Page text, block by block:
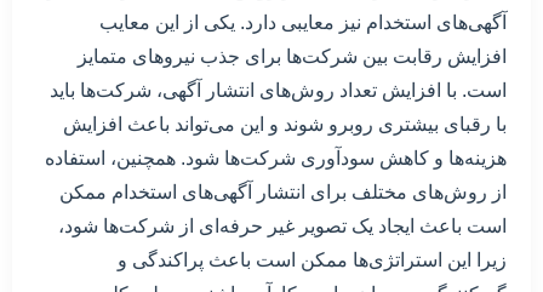
آگهی‌های استخدام نیز معایبی دارد. یکی از این معایب
افزایش رقابت بین شرکت‌ها برای جذب نیروهای متمایز
است. با افزایش تعداد روش‌های انتشار آگهی، شرکت‌ها باید
با رقبای بیشتری روبرو شوند و این می‌تواند باعث افزایش
هزینه‌ها و کاهش سودآوری شرکت‌ها شود. همچنین، استفاده
از روش‌های مختلف برای انتشار آگهی‌های استخدام ممکن
است باعث ایجاد یک تصویر غیر حرفه‌ای از شرکت‌ها شود،
زیرا این استراتژی‌ها ممکن است باعث پراکندگی و